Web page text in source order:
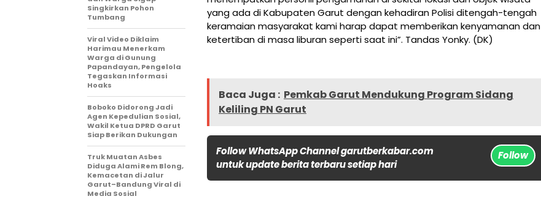
yang ada di Kabupaten Garut dengan kehadiran Polisi ditengah-tengah
keramaian masyarakat kami harap dapat memberikan kenyamanan dan
ketertiban di masa liburan seperti saat ini”. Tandas Yonky. (DK)
Baca Juga : Pemkab Garut Mendukung Program Sidang
Keliling PN Garut
Follow WhatsApp Channel garutberkabar.com
untuk update berita terbaru setiap hari
Follow
Singkirkan Pohon
Tumbang
Viral Video Diklaim
Harimau Menerkam
Warga di Gunung
Papandayan, Pengelola
Tegaskan Informasi
Hoaks
Boboko Didorong Jadi
Agen Kepedulian Sosial,
Wakil Ketua DPRD Garut
Siap Berikan Dukungan
Truk Muatan Asbes
Diduga Alami Rem Blong,
Kemacetan di Jalur
Garut–Bandung Viral di
Media Sosial